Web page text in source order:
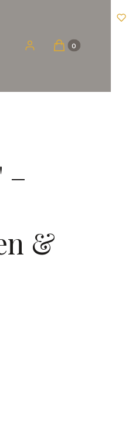
EinloggenProdukte im
Warenkorb
–
&